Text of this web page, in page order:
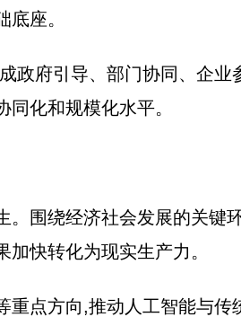
座。
政府引导、部门协同、企业
化和规模化水平。
。围绕经济社会发展的关键
快转化为现实生产力。
点方向,推动人工智能与传